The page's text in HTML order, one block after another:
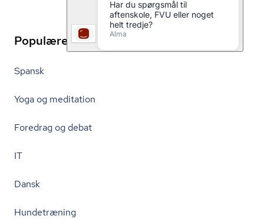
Populære links
Spansk
Yoga og meditation
Foredrag og debat
IT
Dansk
Hundetræning